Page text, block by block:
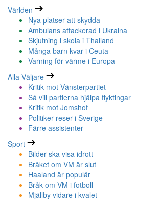
Världen
Nya platser att skydda
Ambulans attackerad i Ukraina
Skjutning i skola i Thailand
Många barn kvar i Ceuta
Varning för värme i Europa
Alla Väljare
Kritik mot Vänsterpartiet
Så vill partierna hjälpa flyktingar
Kritik mot Jomshof
Politiker reser i Sverige
Färre assistenter
Sport
Bilder ska visa idrott
Bråket om VM är slut
Haaland är populär
Bråk om VM i fotboll
Mjällby vidare i kvalet